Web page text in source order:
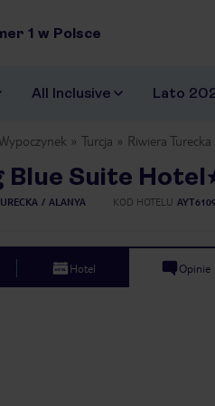
1 w Polsce
All Inclusive Lato
Turcja Riwiera Turecka
Blue Suite Hotel
ALANYA KOD HOTELU
Hotel Opinie